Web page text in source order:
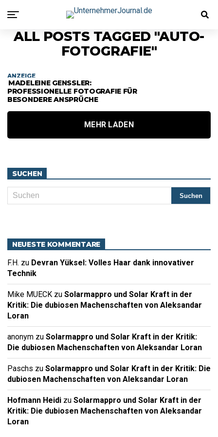
ALL POSTS TAGGED "AUTO-
FOTOGRAFIE"
ANZEIGE
MADELEINE GENSSLER: P
ROFESSIONELLE FOTOGRAFIE FÜR B
ESONDERE ANSPRÜCHE
MEHR LADEN
SUCHEN
NEUESTE KOMMENTARE
F.H. zu Devran Yüksel: Volles Haar dank innovativer
Technik
Mike MUECK zu Solarmappro und Solar Kraft in der
Kritik: Die dubiosen Machenschaften von Aleksandar
Loran
anonym zu Solarmappro und Solar Kraft in der Kritik:
Die dubiosen Machenschaften von Aleksandar Loran
Paschs zu Solarmappro und Solar Kraft in der Kritik: Die
dubiosen Machenschaften von Aleksandar Loran
Hofmann Heidi zu Solarmappro und Solar Kraft in der
Kritik: Die dubiosen Machenschaften von Aleksandar
Loran